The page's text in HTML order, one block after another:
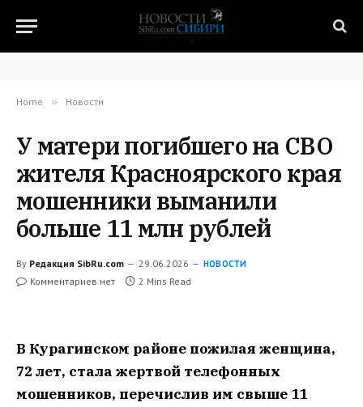
Home » Новости
У матери погибшего на СВО
жителя Красноярского края
мошенники выманили
больше 11 млн рублей
By Редакция SibRu.com 29.06.2026 НОВОСТИ
Комментариев нет 2 Mins Read
В Курагинском районе пожилая женщина,
72 лет, стала жертвой телефонных
мошенников, перечислив им свыше 11